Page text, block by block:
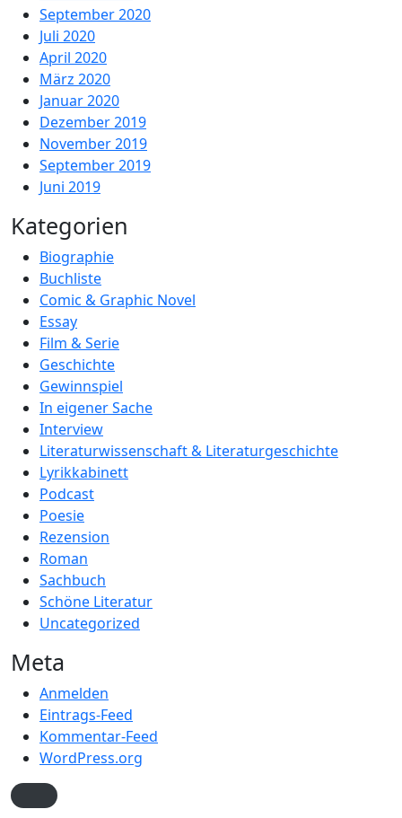
September 2020
Juli 2020
April 2020
März 2020
Januar 2020
Dezember 2019
November 2019
September 2019
Juni 2019
Kategorien
Biographie
Buchliste
Comic & Graphic Novel
Essay
Film & Serie
Geschichte
Gewinnspiel
In eigener Sache
Interview
Literaturwissenschaft & Literaturgeschichte
Lyrikkabinett
Podcast
Poesie
Rezension
Roman
Sachbuch
Schöne Literatur
Uncategorized
Meta
Anmelden
Eintrags-Feed
Kommentar-Feed
WordPress.org